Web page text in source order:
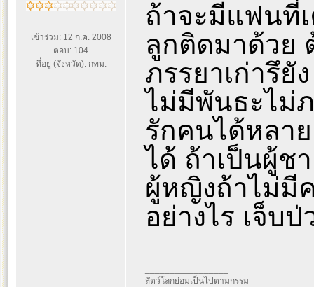
เข้าร่วม: 12 ก.ค. 2008
ตอบ: 104
ที่อยู่ (จังหวัด): กทม.
ถ้าจะมีแฟนที่
ลูกติดมาด้วย
ภรรยาเก่ารึยั
ไม่มีพันธะไม่
รักคนได้หลา
ได้ ถ้าเป็นผู้ช
ผู้หญิงถ้าไม่มี
อย่างไร เจ็บ
สัตว์โลกย่อมเป็นไปตามกรรม